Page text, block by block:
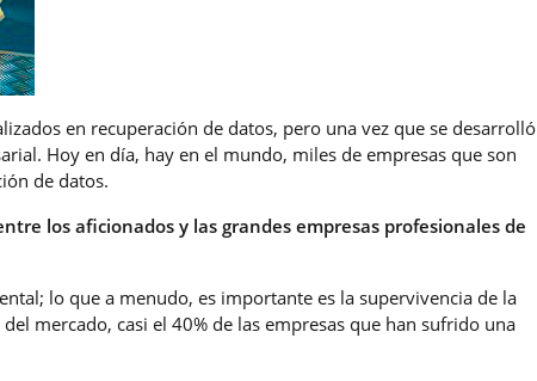
en recuperación de datos, pero una vez que se desarrolló
Hoy en día, hay en el mundo, miles de empresas que son
de datos.
los aficionados y las grandes empresas profesionales de
lo que a menudo, es importante es la supervivencia de la
mercado, casi el 40% de las empresas que han sufrido una